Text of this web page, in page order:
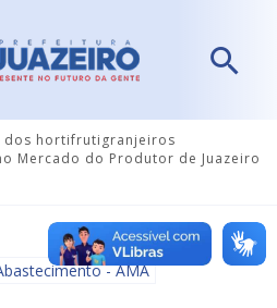
dos hortifrutigranjeiros
Mercado do Produtor de Juazeiro
- AMA